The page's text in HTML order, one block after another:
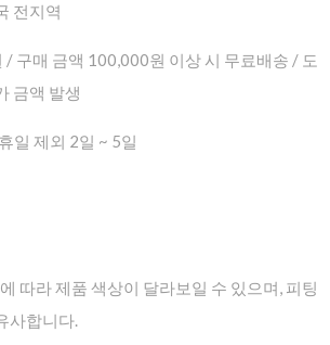
전지역
/ 구매 금액 100,000원 이상 시 무료배송 / 도
금액 발생
일 제외 2일 ~ 5일
따라 제품 색상이 달라보일 수 있으며, 피팅
사합니다.